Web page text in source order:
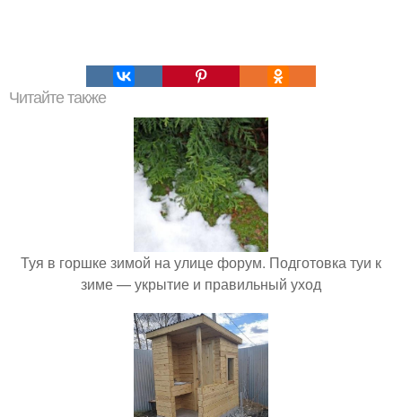
Читайте также
Туя в горшке зимой на улице форум. Подготовка туи к
зиме — укрытие и правильный уход